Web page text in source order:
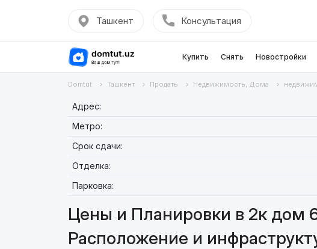
Ташкент Консультация
Купить Снять Новостройки
Domtut Ташкент Продать Недвижимость, Дома
Адрес:
Метро:
Срок сдачи:
Отделка:
Парковка:
Цены и Планировки в 2к дом
Расположение и